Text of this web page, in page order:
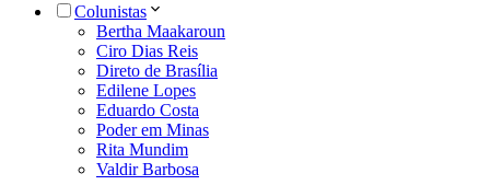
Colunistas
Bertha Maakaroun
Ciro Dias Reis
Direto de Brasília
Edilene Lopes
Eduardo Costa
Poder em Minas
Rita Mundim
Valdir Barbosa